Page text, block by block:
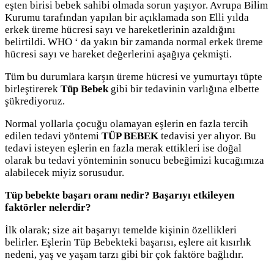
eşten birisi bebek sahibi olmada sorun yaşıyor. Avrupa Bilim
Kurumu tarafından yapılan bir açıklamada son Elli yılda
erkek üreme hücresi sayı ve hareketlerinin azaldığını
belirtildi. WHO ‘ da yakın bir zamanda normal erkek üreme
hücresi sayı ve hareket değerlerini aşağıya çekmişti.
Tüm bu durumlara karşın üreme hücresi ve yumurtayı tüpte
birleştirerek Tüp Bebek gibi bir tedavinin varlığına elbette
şükrediyoruz.
Normal yollarla çocuğu olamayan eşlerin en fazla tercih
edilen tedavi yöntemi TÜP BEBEK tedavisi yer alıyor. Bu
tedavi isteyen eşlerin en fazla merak ettikleri ise doğal
olarak bu tedavi yönteminin sonucu bebeğimizi kucağımıza
alabilecek miyiz sorusudur.
Tüp bebekte başarı oranı nedir? Başarıyı etkileyen
faktörler nelerdir?
İlk olarak; size ait başarıyı temelde kişinin özellikleri
belirler. Eşlerin Tüp Bebekteki başarısı, eşlere ait kısırlık
nedeni, yaş ve yaşam tarzı gibi bir çok faktöre bağlıdır.